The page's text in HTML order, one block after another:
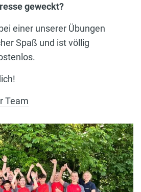
geweckt?
einer unserer Übungen
Spaß und ist völlig
Team